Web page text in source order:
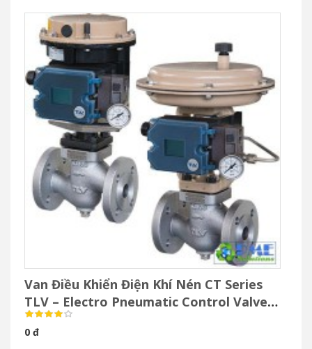
Van Điều Khiển Điện Khí Nén CT Series
TLV – Electro Pneumatic Control Valve
Cho Hơi Nước
0 đ